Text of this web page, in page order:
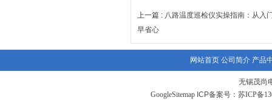
上一篇 : 八路温度巡检仪实操指南：从入
早省心
网站首页 公司简介 产品
无锡茂尚
GoogleSitemapICP备案号： 苏ICP备